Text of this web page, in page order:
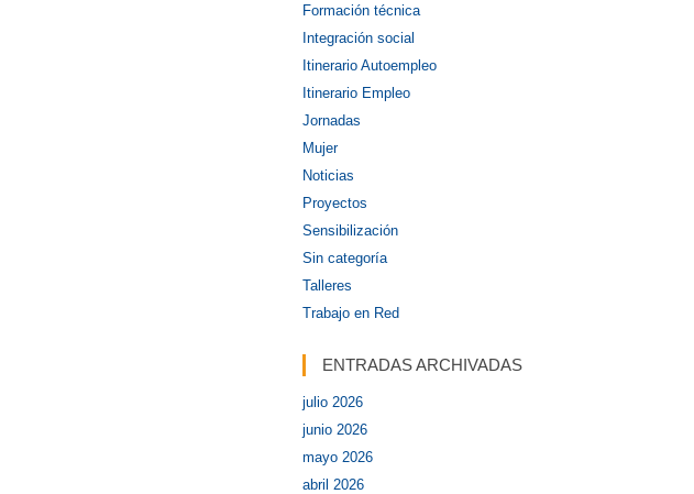
Formación técnica
Integración social
Itinerario Autoempleo
Itinerario Empleo
Jornadas
Mujer
Noticias
Proyectos
Sensibilización
Sin categoría
Talleres
Trabajo en Red
ENTRADAS ARCHIVADAS
julio 2026
junio 2026
mayo 2026
abril 2026